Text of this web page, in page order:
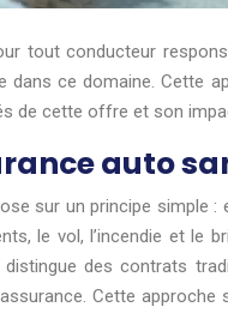
tout conducteur
dans ce domaine. Cette
de cette offre et son
auto
sur un principe simple
le vol, l’incendie et le
des contrats
Cette